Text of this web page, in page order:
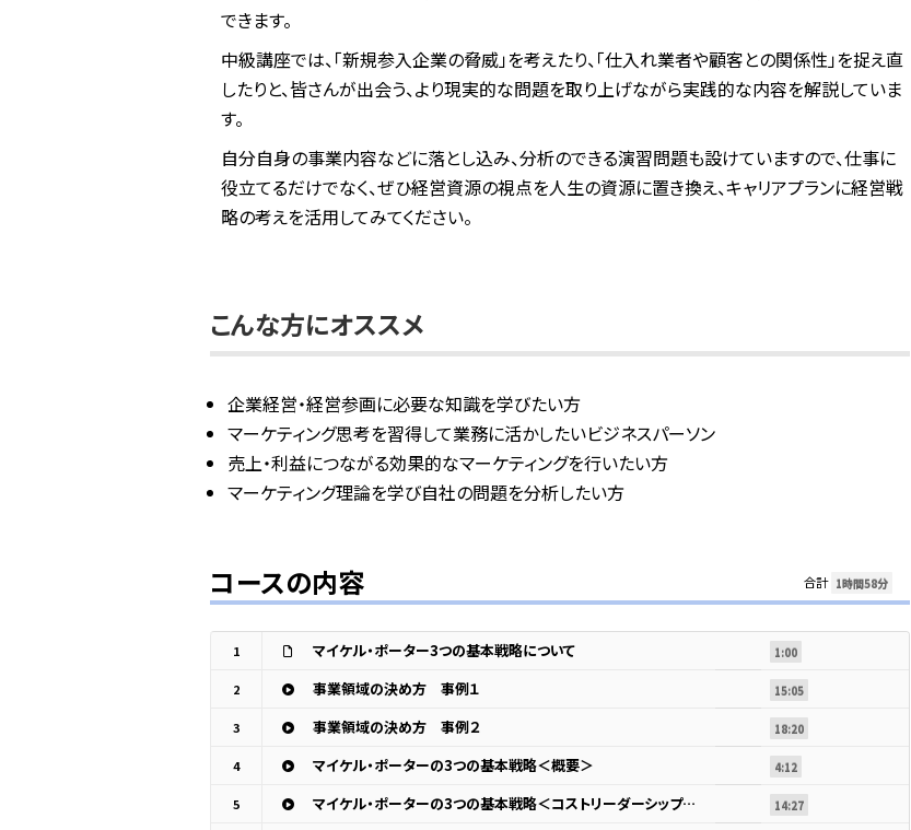
できます。
中級講座では、「新規参入企業の脅威」を考えたり、「仕入れ業者や顧客との関係性」を捉え直
したりと、皆さんが出会う、より現実的な問題を取り上げながら実践的な内容を解説していま
す。
自分自身の事業内容などに落とし込み、分析のできる演習問題も設けていますので、仕事に
役立てるだけでなく、ぜひ経営資源の視点を人生の資源に置き換え、キャリアプランに経営戦
略の考えを活用してみてください。
こんな方にオススメ
企業経営・経営参画に必要な知識を学びたい方
マーケティング思考を習得して業務に活かしたいビジネスパーソン
売上・利益につながる効果的なマーケティングを行いたい方
マーケティング理論を学び自社の問題を分析したい方
コースの内容 合計 1時間58分
1 マイケル・ポーター3つの基本戦略について 1:00
2 事業領域の決め方 事例１ 15:05
3 事業領域の決め方 事例２ 18:20
4 マイケル・ポーターの3つの基本戦略＜概要＞ 4:12
5 マイケル・ポーターの3つの基本戦略＜コストリーダーシップ戦略＞ 14:27